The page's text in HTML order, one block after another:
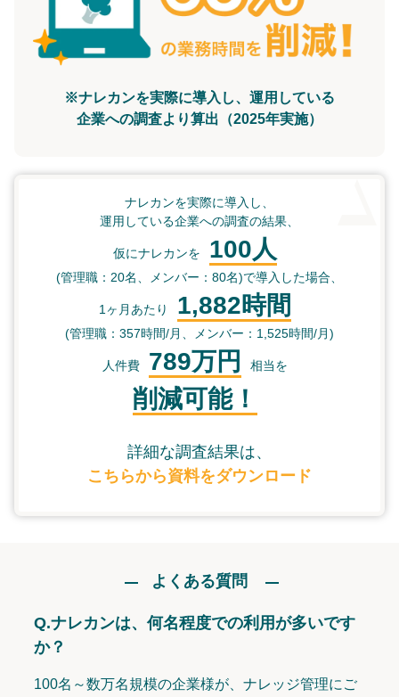
※ナレカンを実際に導入し、運用している
企業への調査より算出（2025年実施）
ナレカンを実際に導入し、
運用している企業への調査の結果、
仮にナレカンを 100人
(管理職：20名、メンバー：80名)で導入した場合、
1ヶ月あたり 1,882時間
(管理職：357時間/月、メンバー：1,525時間/月)
人件費 789万円 相当を
削減可能！
詳細な調査結果は、
こちらから資料をダウンロード
よくある質問
Q.ナレカンは、何名程度での利用が多いです
か？
100名～数万名規模の企業様が、ナレッジ管理にご